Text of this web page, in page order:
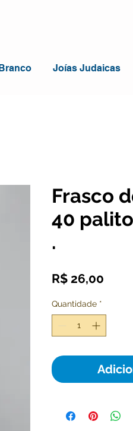
Joías Judaicas
Frasco
40
.
R$ 26,00
Quantidade *